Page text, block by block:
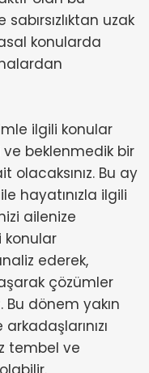
uzak
konularda
ilgili konular
beklenmedik bir
Bu ay
hayatınızla ilgili
ailenize
konular
ederek,
çözümler
Bu dönem yakın
tembel ve